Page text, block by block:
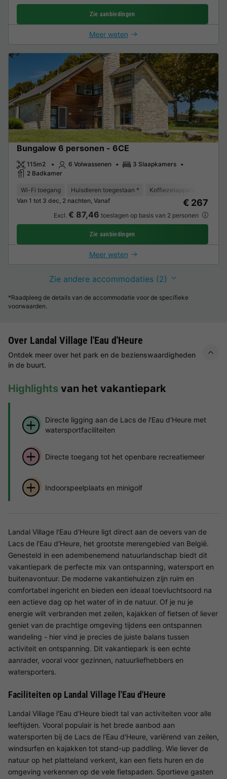
Zie aanbiedingen
Meer weten
Bungalow 6 personen - 6CE
115m2 6 Volwassenen
3 Slaapkamers
2 Badkamer
Wi-Fi toegang Huisdieren toegestaan * Koffiezetapparaat
Van 1 tot 3 dec, 2 nachten, Vanaf
€ 267
Excl. € 87,46 toeslagen op basis van 2 personen
Zie aanbiedingen
Meer weten
Zie andere accommodaties (2)
*Raadpleeg de details van de accommodatie voor de specifieke
voorwaarden.
Over Landal Village l'Eau d'Heure
Ontdek meer over het park en de bezienswaardigheden
in de buurt.
Highlights van het vakantiepark
Directe ligging aan de Lacs de l'Eau d'Heure met
watersportfaciliteiten
Directe toegang tot het openbare recreatiemeer
Indoorspeelplaats en minigolf
Landal Village l'Eau d'Heure ligt direct aan de oevers van de
Lacs de l'Eau d'Heure, het grootste merengebied van België.
Genesteld in een adembenemend natuurlandschap biedt dit
vakantiepark de perfecte mix van ontspanning, watersport en
buitenavontuur. De moderne vakantiehuizen zijn ruim en
comfortabel ingericht en bieden een ideaal toevluchtsoord na
een actieve dag op het water of in de natuur. Of je nu je
energie wilt verbranden met zeilen, kajakken of fietsen of liever
geniet van de prachtige omgeving tijdens een ontspannen
wandeling - hier vind je precies de juiste balans tussen
activiteit en ontspanning. Dit vakantiepark is een echte
aanrader, vooral voor gezinnen, natuurliefhebbers en
watersporters.
Faciliteiten op Landal Village l'Eau d'Heure
Landal Village l'Eau d'Heure biedt tal van activiteiten voor alle
leeftijden. Vooral populair is het brede aanbod aan
watersporten bij de Lacs de l'Eau d'Heure, variërend van zeilen,
windsurfen en kajakken tot stand-up paddling. Wie liever de
natuur op het platteland verkent, kan een fiets huren en de
omgeving verkennen op de vele fietspaden. Sportieve gasten